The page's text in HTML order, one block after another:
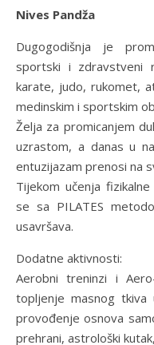
Nives Pandža
Dugogodišnja je
sportski i zdravstveni
karate, judo, rukomet,
medinskim i sportskim
Želja za promicanjem
uzrastom, a danas u
entuzijazam prenosi na
Tijekom učenja
se sa PILATES
usavršava.
Dodatne aktivnosti:
Aerobni treninzi i
topljenje masnog tkiva
provođenje osnova
prehrani, astrološki